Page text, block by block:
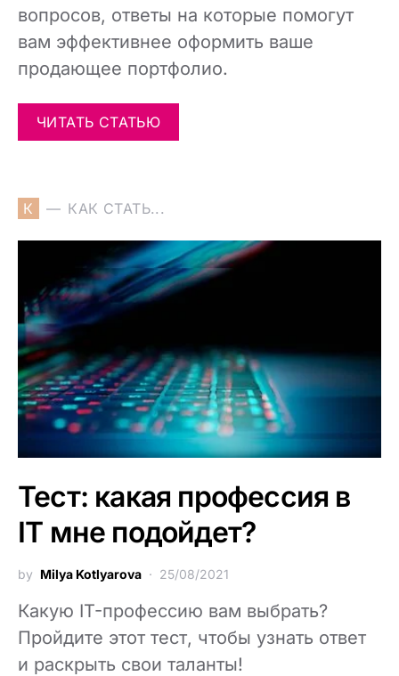
вопросов, ответы на которые помогут
вам эффективнее оформить ваше
продающее портфолио.
ЧИТАТЬ СТАТЬЮ
К КАК СТАТЬ...
Тест: какая профессия в
IT мне подойдет?
by Milya Kotlyarova 25/08/2021
Какую IT-профессию вам выбрать?
Пройдите этот тест, чтобы узнать ответ
и раскрыть свои таланты!